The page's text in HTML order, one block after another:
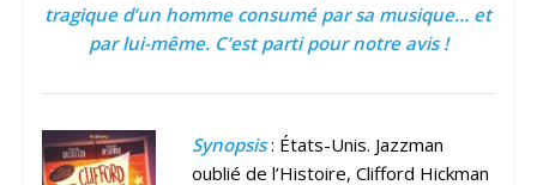
tragique d’un homme consumé par sa musique… et
par lui-même. C’est parti pour notre avis !
Synopsis: États-Unis. Jazzman
oublié de l’Histoire, Clifford Hickman